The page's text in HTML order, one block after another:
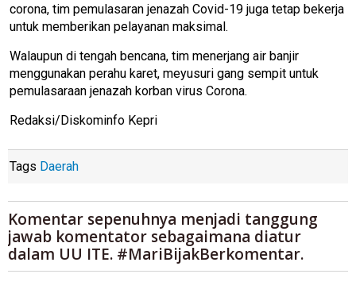
corona, tim pemulasaran jenazah Covid-19 juga tetap bekerja
untuk memberikan pelayanan maksimal.
Walaupun di tengah bencana, tim menerjang air banjir
menggunakan perahu karet, meyusuri gang sempit untuk
pemulasaraan jenazah korban virus Corona.
Redaksi/Diskominfo Kepri
Tags Daerah
Komentar sepenuhnya menjadi tanggung
jawab komentator sebagaimana diatur
dalam UU ITE. #MariBijakBerkomentar.